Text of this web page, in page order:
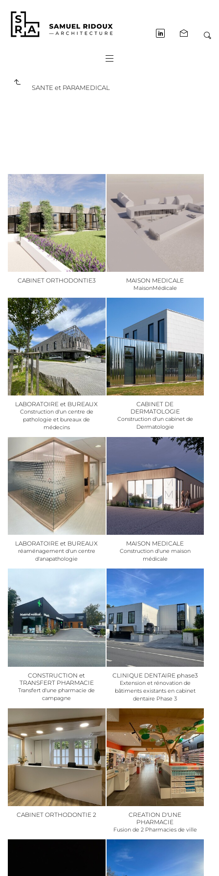
SANTE et PARAMEDICAL
CABINET ORTHODONTIE3 MAISON MEDICALE
MaisonMédicale
LABORATOIRE et BUREAUX
Construction d'un centre de
pathologie et bureaux de
médecins
CABINET DE
DERMATOLOGIE
Construction d'un cabinet de
Dermatologie
LABORATOIRE et BUREAUX
réaménagement d'un centre
d'anapathologie
MAISON MEDICALE
Construction d'une maison
médicale
CONSTRUCTION et
TRANSFERT PHARMACIE
Transfert d'une pharmacie de
campagne
CLINIQUE DENTAIRE phase3
Extension et rénovation de
bâtiments existants en cabinet
dentaire Phase 3
CABINET ORTHODONTIE 2
CREATION D'UNE
PHARMACIE
Fusion de 2 Pharmacies de ville